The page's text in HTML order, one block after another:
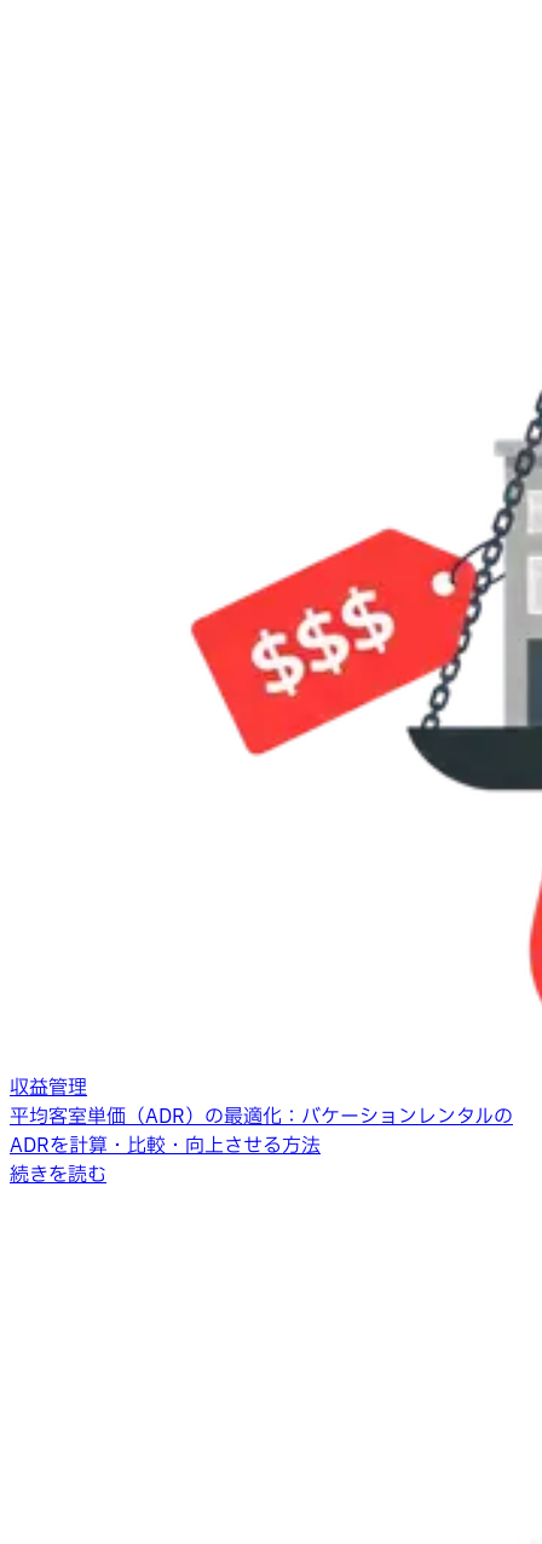
収益管理
平均客室単価（ADR）の最適化：バケーションレンタルの
ADRを計算・比較・向上させる方法
続きを読む